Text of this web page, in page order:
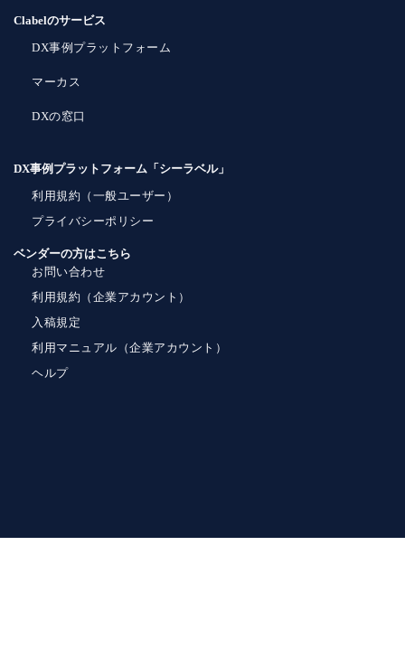
Clabelのサービス
DX事例プラットフォーム
マーカス
DXの窓口
DX事例プラットフォーム「シーラベル」
利用規約（一般ユーザー）
プライバシーポリシー
ベンダーの方はこちら
お問い合わせ
利用規約（企業アカウント）
入稿規定
利用マニュアル（企業アカウント）
ヘルプ